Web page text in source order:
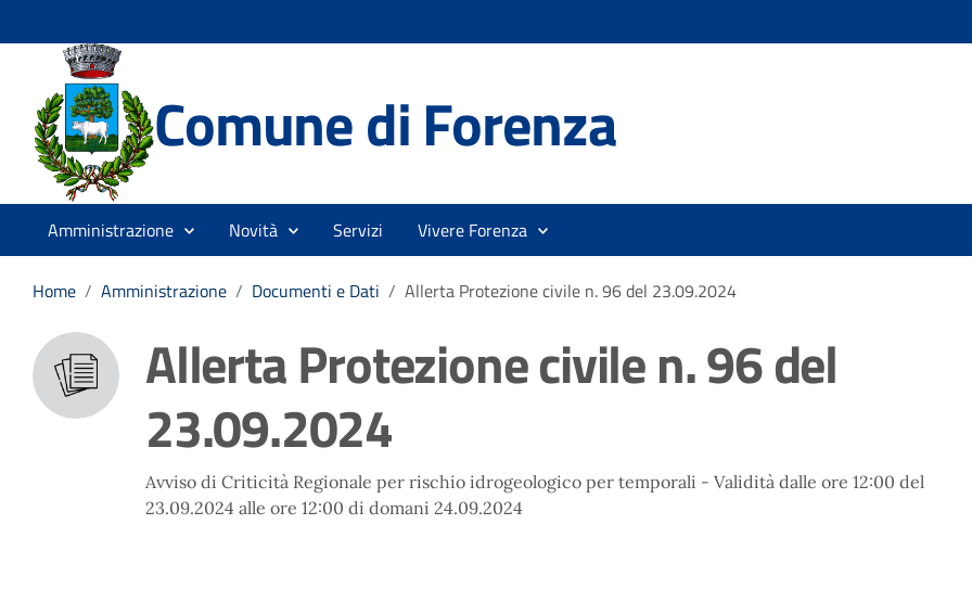
Comune di Forenza
Amministrazione Novità Servizi Vivere Forenza
Home / Amministrazione / Documenti e Dati / Allerta Protezione civile n. 96 del 23.09.2024
Allerta Protezione civile n. 96 del
23.09.2024
Avviso di Criticità Regionale per rischio idrogeologico per temporali - Validità dalle ore 12:00 del
23.09.2024 alle ore 12:00 di domani 24.09.2024